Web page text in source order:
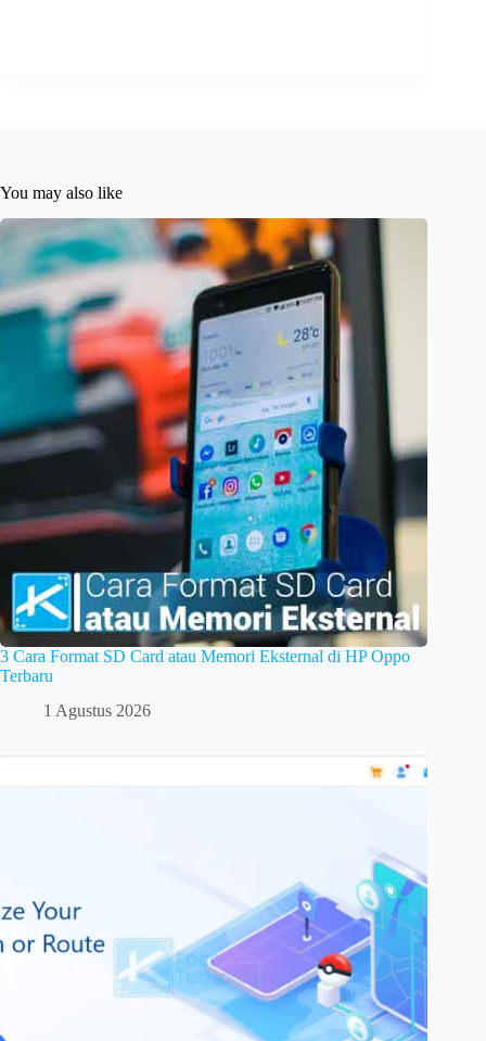
You may also like
3 Cara Format SD Card atau Memori Eksternal di HP Oppo
Terbaru
1 Agustus 2026